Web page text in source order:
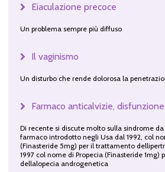
Eiaculazione precoce
Un problema sempre più diffuso
Il vaginismo
Un disturbo che rende dolorosa la
Farmaco anticalvizie,
Di recente si discute molto sulla sindrome
farmaco introdotto negli Usa dal 1992, col
(Finasteride 5mg) per il trattamento
1997 col nome di Propecia (Finasteride 1mg)
dellalopecia androgenetica